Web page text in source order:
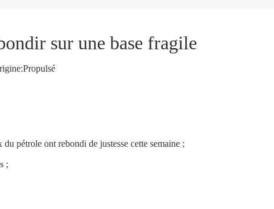
sur une base fragile
Propulsé
pétrole ont rebondi de justesse cette semaine ;
;